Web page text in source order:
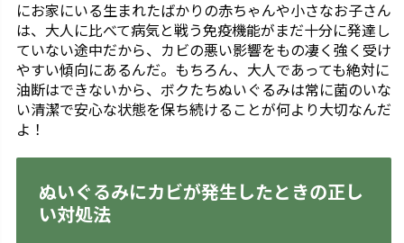
にお家にいる生まれたばかりの赤ちゃんや小さなお子さん
は、大人に比べて病気と戦う免疫機能がまだ十分に発達し
ていない途中だから、カビの悪い影響をもの凄く強く受け
やすい傾向にあるんだ。もちろん、大人であっても絶対に
油断はできないから、ボクたちぬいぐるみは常に菌のいな
い清潔で安心な状態を保ち続けることが何より大切なんだ
よ！
ぬいぐるみにカビが発生したときの正し
い対処法